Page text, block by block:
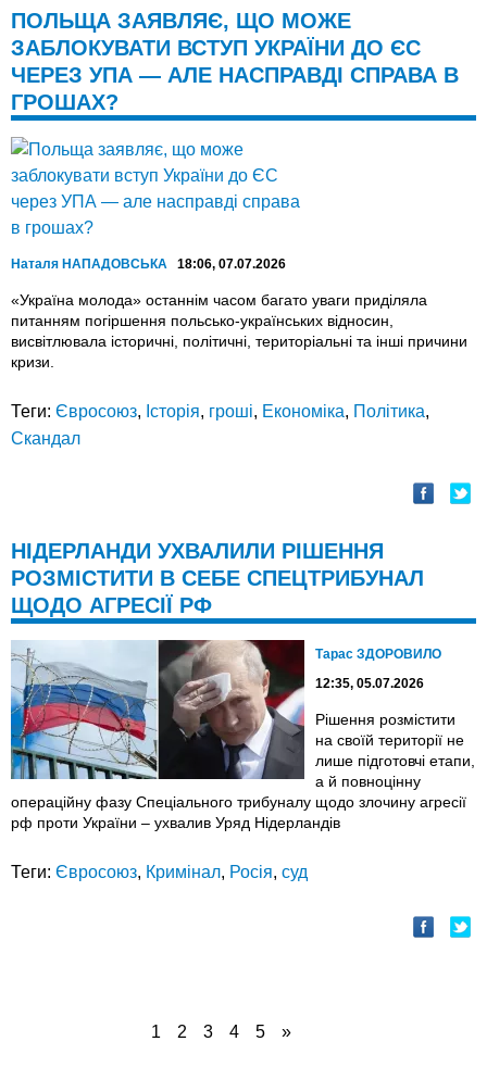
ПОЛЬЩА ЗАЯВЛЯЄ, ЩО МОЖЕ
ЗАБЛОКУВАТИ ВСТУП УКРАЇНИ ДО ЄС
ЧЕРЕЗ УПА — АЛЕ НАСПРАВДІ СПРАВА В
ГРОШАХ?
Наталя НАПАДОВСЬКА 18:06, 07.07.2026
«Україна молода» останнім часом багато уваги приділяла
питанням погіршення польсько-українських відносин,
висвітлювала історичні, політичні, територіальні та інші причини
кризи.
Теги: Євросоюз, Історія, гроші, Економіка, Політика,
Скандал
НІДЕРЛАНДИ УХВАЛИЛИ РІШЕННЯ
РОЗМІСТИТИ В СЕБЕ СПЕЦТРИБУНАЛ
ЩОДО АГРЕСІЇ РФ
Тарас ЗДОРОВИЛО
12:35, 05.07.2026
Рішення розмістити
на своїй території не
лише підготовчі етапи,
а й повноцінну
операційну фазу Спеціального трибуналу щодо злочину агресії
рф проти України – ухвалив Уряд Нідерландів
Теги: Євросоюз, Кримінал, Росія, суд
1 2 3 4 5 »